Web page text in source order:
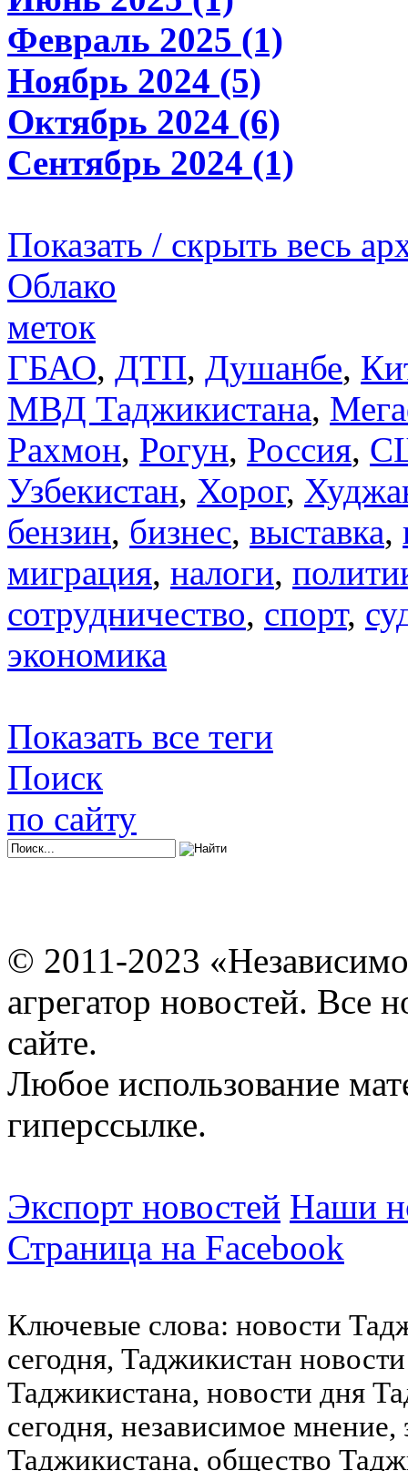
Февраль 2025 (1)
Ноябрь 2024 (5)
Октябрь 2024 (6)
Сентябрь 2024 (1)
Показать / скрыть весь
Облако
меток
ГБАО, ДТП, Душанбе,
МВД Таджикистана,
Рахмон, Рогун, Россия,
Узбекистан, Хорог,
бензин, бизнес, выставка,
миграция, налоги,
сотрудничество, спорт,
экономика
Показать все теги
Поиск
по сайту
© 2011-2023
агрегатор новостей. Все
сайте.
Любое использование
гиперссылке.
Экспорт новостей Наши
Страница на Facebook
Ключевые слова: новости
сегодня, Таджикистан
Таджикистана, новости дня
сегодня, независимое
Таджикистана, общество